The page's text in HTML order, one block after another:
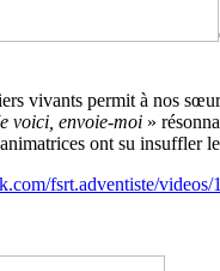
vivants permit à nos
voici, envoie-moi »
ont su insuffler
fsrt.adventiste/